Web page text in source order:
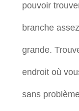
pouvoir
branche
grande.
endroit où
sans